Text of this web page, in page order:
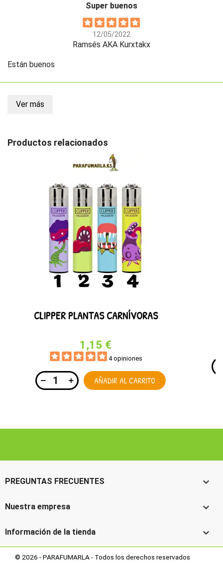
Super buenos
12/05/2022
Ramsés AKA Kurxtakx
Están buenos
Ver más
Productos relacionados
CLIPPER PLANTAS CARNÍVORAS
1,15 €
4 opiniones
AÑADIR AL CARRITO
PREGUNTAS FRECUENTES 
Nuestra empresa 
Información de la tienda 
© 2026 - PARAFUMARLA - Todos los derechos reservados